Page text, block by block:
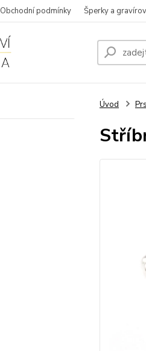
Obchodní podmínky Šperky a
Úvod